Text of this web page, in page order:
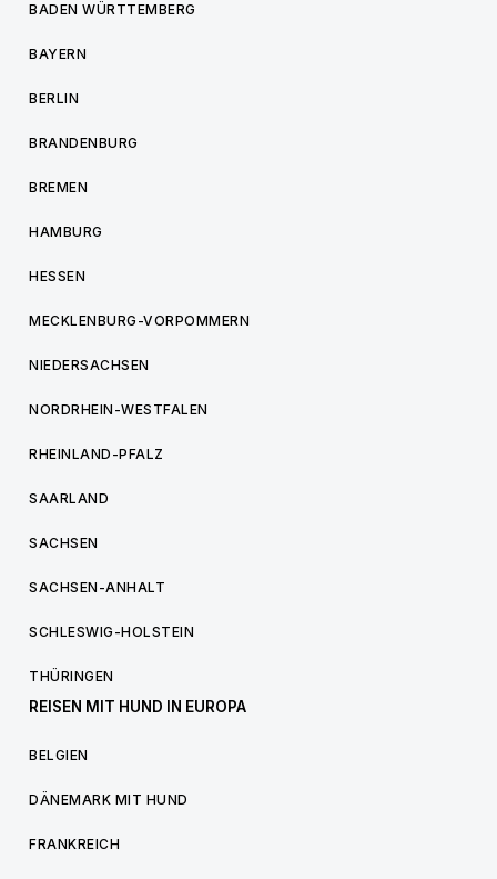
BADEN WÜRTTEMBERG
BAYERN
BERLIN
BRANDENBURG
BREMEN
HAMBURG
HESSEN
MECKLENBURG-VORPOMMERN
NIEDERSACHSEN
NORDRHEIN-WESTFALEN
RHEINLAND-PFALZ
SAARLAND
SACHSEN
SACHSEN-ANHALT
SCHLESWIG-HOLSTEIN
THÜRINGEN
REISEN MIT HUND IN EUROPA
BELGIEN
DÄNEMARK MIT HUND
FRANKREICH